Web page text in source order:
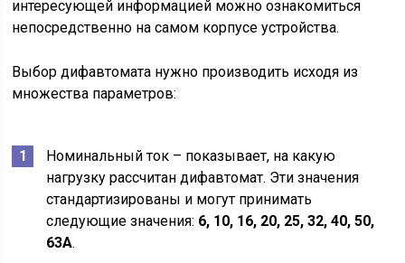
интересующей информацией можно ознакомиться
непосредственно на самом корпусе устройства.
Выбор дифавтомата нужно производить исходя из
множества параметров:
Номинальный ток – показывает, на какую
нагрузку рассчитан дифавтомат. Эти значения
стандартизированы и могут принимать
следующие значения: 6, 10, 16, 20, 25, 32, 40, 50,
63А.